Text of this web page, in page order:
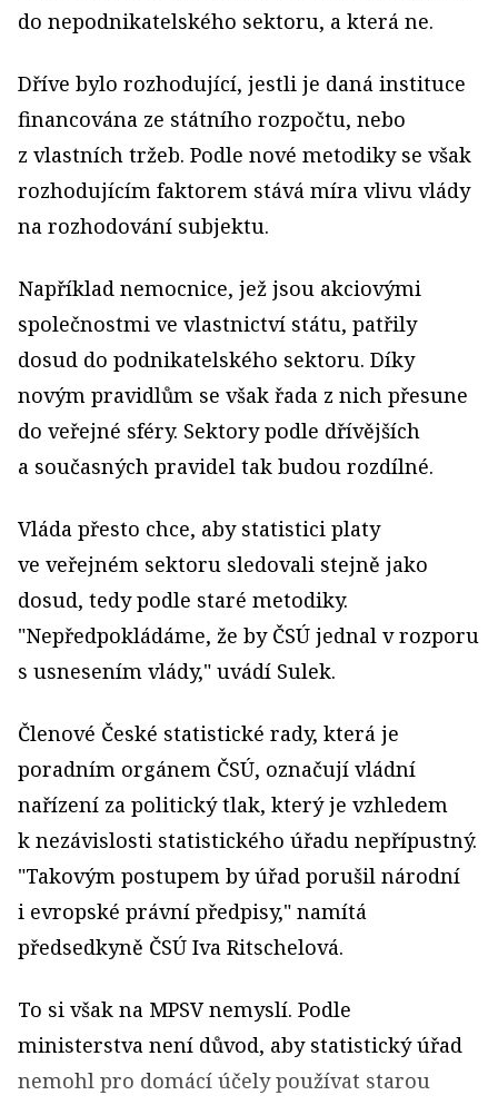
do nepodnikatelského sektoru, a která ne.
Dříve bylo rozhodující, jestli je daná instituce
financována ze státního rozpočtu, nebo
z vlastních tržeb. Podle nové metodiky se však
rozhodujícím faktorem stává míra vlivu vlády
na rozhodování subjektu.
Například nemocnice, jež jsou akciovými
společnostmi ve vlastnictví státu, patřily
dosud do podnikatelského sektoru. Díky
novým pravidlům se však řada z nich přesune
do veřejné sféry. Sektory podle dřívějších
a současných pravidel tak budou rozdílné.
Vláda přesto chce, aby statistici platy
ve veřejném sektoru sledovali stejně jako
dosud, tedy podle staré metodiky.
"Nepředpokládáme, že by ČSÚ jednal v rozporu
s usnesením vlády," uvádí Sulek.
Členové České statistické rady, která je
poradním orgánem ČSÚ, označují vládní
nařízení za politický tlak, který je vzhledem
k nezávislosti statistického úřadu nepřípustný.
"Takovým postupem by úřad porušil národní
i evropské právní předpisy," namítá
předsedkyně ČSÚ Iva Ritschelová.
To si však na MPSV nemyslí. Podle
ministerstva není důvod, aby statistický úřad
nemohl pro domácí účely používat starou